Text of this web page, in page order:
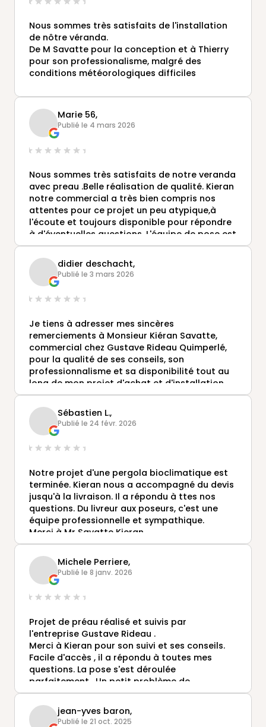
Nous sommes très satisfaits de l'installation
de nôtre véranda.
De M Savatte pour la conception et à Thierry
pour son professionalisme, malgré des
conditions météorologiques difficiles
Marie 56,
Publié le 4 mars 2026
Nous sommes très satisfaits de notre veranda
avec preau .Belle réalisation de qualité. Kieran
notre commercial a très bien compris nos
attentes pour ce projet un peu atypique,à
l'écoute et toujours disponible pour répondre
à d'éventuelles questions. L'équipe de pose est
très compétente et sympathique ,le travail est
soigné.Merci aussi au métreur et à Eugénie
pour son accueil. Des professionnels à notre
écoute chez Gustave Rideau .Bien
cordialement. Mr et Mme Thomas
didier deschacht,
Publié le 3 mars 2026
Je tiens à adresser mes sincères
remerciements à Monsieur Kiéran Savatte,
commercial chez Gustave Rideau Quimperlé,
pour la qualité de ses conseils, son
professionnalisme et sa disponibilité tout au
long de mon projet d'achat et d'installation
de véranda.
Son accompagnement, sa patience la
justesse de ses recommandations m'ont
permis de réaliser ce projet en toute
confiance.
Je souhaite également remercier son
remarquable des matériaux utilisés ainsi que
le sérieux apporté à la pose. Le résultat est à
la hauteur de mes attentes.
Encore bravo et merci pour ce travail soigné
et exemplaire.
Sébastien L.,
Publié le 24 févr. 2026
Notre projet d'une pergola bioclimatique est
terminée. Kieran nous a accompagné du devis
jusqu'à la livraison. Il a répondu à ttes nos
questions. Du livreur aux poseurs, c'est une
équipe professionnelle et sympathique.
Merci à Mr Savatte Kieran.
Michele Perriere,
Publié le 8 janv. 2026
Projet de préau réalisé et suivis par
l'entreprise Gustave Rideau .
Merci à Kieran pour son suivi et ses conseils.
Facile d'accès , il a répondu à toutes mes
questions. La pose s'est déroulée
parfaitement . Un petit problème de
dimensions réglé rapidement sans avoir à les
relancer. Je recommande
jean-yves baron,
Publié le 21 oct. 2025